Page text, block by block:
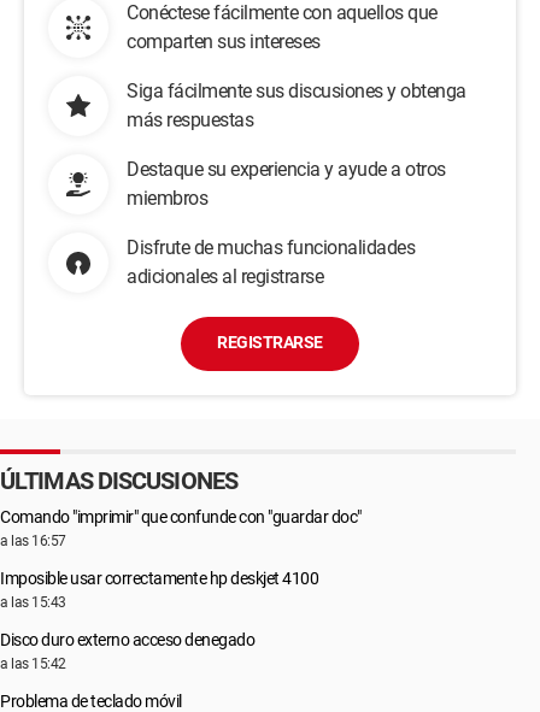
Conéctese fácilmente con aquellos que
comparten sus intereses
Siga fácilmente sus discusiones y obtenga
más respuestas
Destaque su experiencia y ayude a otros
miembros
Disfrute de muchas funcionalidades
adicionales al registrarse
REGISTRARSE
ÚLTIMAS DISCUSIONES
Comando "imprimir" que confunde con "guardar doc"
a las 16:57
Imposible usar correctamente hp deskjet 4100
a las 15:43
Disco duro externo acceso denegado
a las 15:42
Problema de teclado móvil